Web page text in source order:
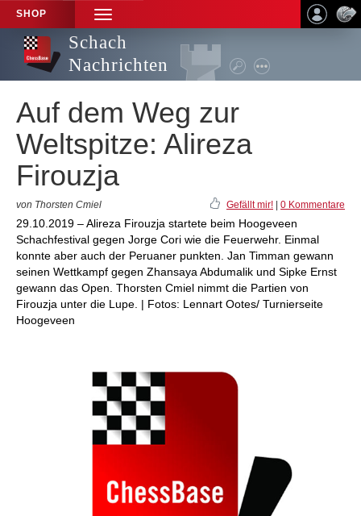
SHOP
TOGGLE
NAVIGATION
Schach
Nachrichten
Auf dem Weg zur
Weltspitze: Alireza
Firouzja
von Thorsten Cmiel Gefällt mir! 0 Kommentare
29.10.2019 – Alireza Firouzja startete beim Hoogeveen
Schachfestival gegen Jorge Cori wie die Feuerwehr. Einmal
konnte aber auch der Peruaner punkten. Jan Timman gewann
seinen Wettkampf gegen Zhansaya Abdumalik und Sipke Ernst
gewann das Open. Thorsten Cmiel nimmt die Partien von
Firouzja unter die Lupe. | Fotos: Lennart Ootes/ Turnierseite
Hoogeveen